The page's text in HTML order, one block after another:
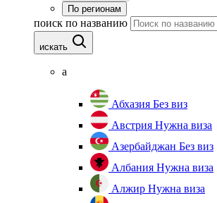
По регионам
поиск по названию
искать
а
Абхазия Без виз
Австрия Нужна виза
Азербайджан Без виз
Албания Нужна виза
Алжир Нужна виза